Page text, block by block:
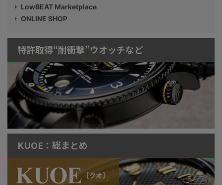
LowBEAT Marketplace
ONLINE SHOP
特許取得“耐衝撃”ウオッチなど
KUOE：総まとめ